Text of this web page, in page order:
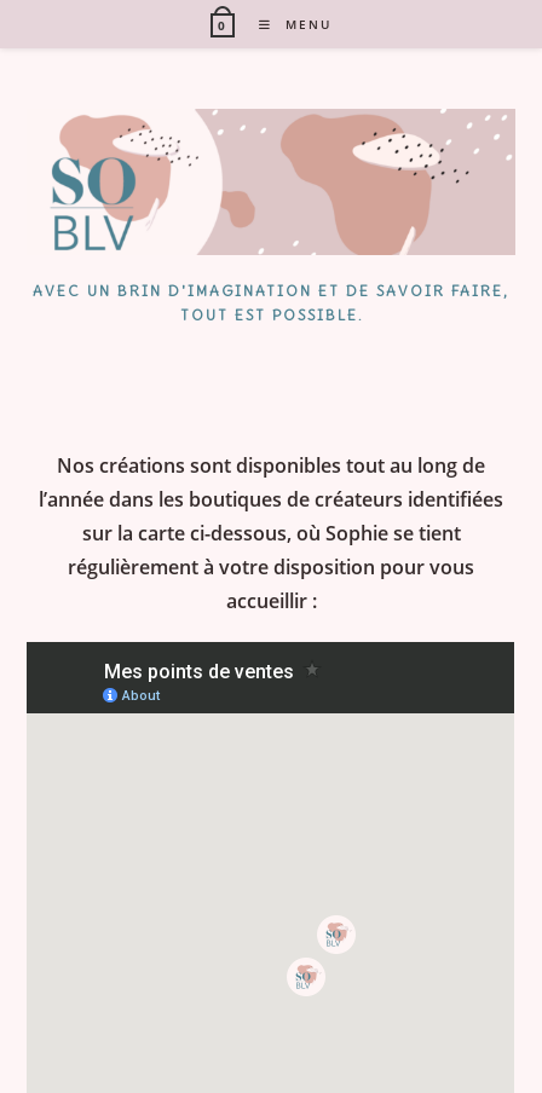
to
0 MENU
AVEC UN BRIN D'IMAGINATION ET DE SAVOIR FAIRE,
TOUT EST POSSIBLE.
Nos créations sont disponibles tout au long de
l’année dans les boutiques de créateurs identifiées
sur la carte ci-dessous, où Sophie se tient
régulièrement à votre disposition pour vous
accueillir :